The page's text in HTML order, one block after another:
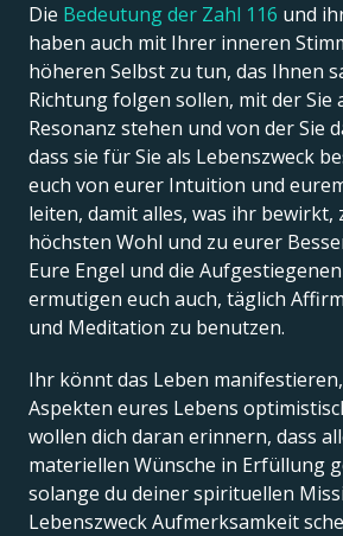
Die Bedeutung der Zahl 116 und
haben auch mit Ihrer inneren
höheren Selbst zu tun, das Ihnen
Richtung folgen sollen, mit der Sie
Resonanz stehen und von der Sie
dass sie für Sie als Lebenszweck
euch von eurer Intuition und
leiten, damit alles, was ihr bewirkt,
höchsten Wohl und zu eurer
Eure Engel und die Aufgestiegenen
ermutigen euch auch, täglich
und Meditation zu benutzen.
Ihr könnt das Leben manifestieren,
Aspekten eures Lebens
wollen dich daran erinnern, dass
materiellen Wünsche in Erfüllung
solange du deiner spirituellen
Lebenszweck Aufmerksamkeit